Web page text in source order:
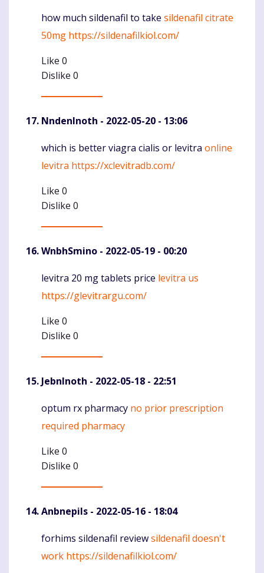
Komentaras
how much sildenafil to take sildenafil citrate
50mg https://sildenafilkiol.com/
Like 0
Dislike 0
NndenInoth - 2022-05-20 - 13:06
Komentaras
which is better viagra cialis or levitra online
levitra https://xclevitradb.com/
Like 0
Dislike 0
WnbhSmino - 2022-05-19 - 00:20
Komentaras
levitra 20 mg tablets price levitra us
https://glevitrargu.com/
Like 0
Dislike 0
JebnInoth - 2022-05-18 - 22:51
Komentaras
optum rx pharmacy no prior prescription
required pharmacy
Like 0
Dislike 0
Anbnepils - 2022-05-16 - 18:04
Komentaras
forhims sildenafil reviewsildenafil doesn't
work https://sildenafilkiol.com/